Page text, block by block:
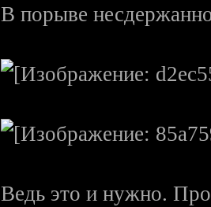
В порыве
Ведь это и нужно.